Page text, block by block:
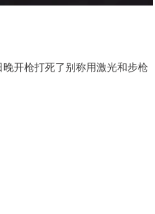
开枪打死了别称用激光和步枪